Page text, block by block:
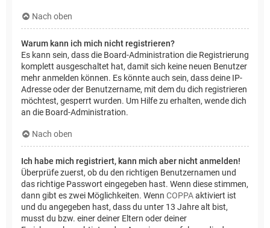
Nach oben
Warum kann ich mich nicht registrieren?
Es kann sein, dass die Board-Administration die Registrierung
komplett ausgeschaltet hat, damit sich keine neuen Benutzer
mehr anmelden können. Es könnte auch sein, dass deine IP-
Adresse oder der Benutzername, mit dem du dich registrieren
möchtest, gesperrt wurden. Um Hilfe zu erhalten, wende dich
an die Board-Administration.
Nach oben
Ich habe mich registriert, kann mich aber nicht anmelden!
Überprüfe zuerst, ob du den richtigen Benutzernamen und
das richtige Passwort eingegeben hast. Wenn diese stimmen,
dann gibt es zwei Möglichkeiten. Wenn COPPAaktiviert ist
und du angegeben hast, dass du unter 13 Jahre alt bist,
musst du bzw. einer deiner Eltern oder deiner